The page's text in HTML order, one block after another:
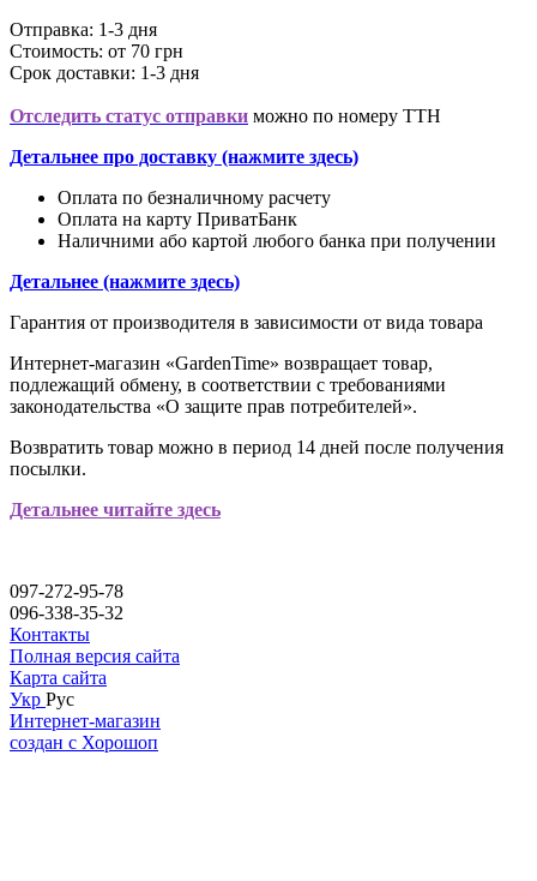
Отправка: 1-3 дня
Стоимость: от 70 грн
Срок доставки: 1-3 дня
Отследить статус отправки можно по номеру ТТН
Детальнее про доставку (нажмите здесь)
Оплата по безналичному расчету
Оплата на карту ПриватБанк
Наличними або картой любого банка при получении
Детальнее (нажмите здесь)
Гарантия от производителя в зависимости от вида товара
Интернет-магазин «GardenTime» возвращает товар,
подлежащий обмену, в соответствии с требованиями
законодательства «О защите прав потребителей».
Возвратить товар можно в период 14 дней после получения
посылки.
Детальнее читайте здесь
097-272-95-78
096-338-35-32
Контакты
Полная версия сайта
Карта сайта
Укр Рус
Интернет-магазин
создан с Хорошоп